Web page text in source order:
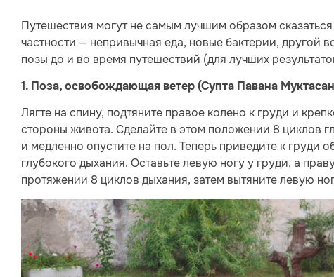
Путешествия могут не самым лучшим образом
частности — непривычная еда, новые бактерии, другой
позы до и во время путешествий (для лучших
1. Поза, освобождающая ветер (Супта Павана
Лягте на спину, подтяните правое колено к груди и
стороны живота. Сделайте в этом положении 8 циклов
и медленно опустите на пол. Теперь приведите к груди
глубокого дыхания. Оставьте левую ногу у груди, а
протяжении 8 циклов дыхания, затем вытяните левую